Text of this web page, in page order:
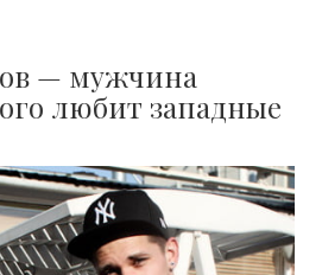
— мужчина
любит западные